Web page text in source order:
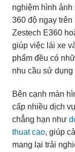
nghiệm hình
360 độ ngay
Zestech E360
giúp việc lái xe
phẩm đều có
nhu cầu sử dụng
Bên cạnh màn
cấp nhiều dịch
chẳng hạn như
thuat cao, giúp
mang lại trải